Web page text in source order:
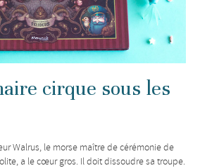
cirque sous les
Walrus, le morse maître de cérémonie de
a le cœur gros. Il doit dissoudre sa troupe.